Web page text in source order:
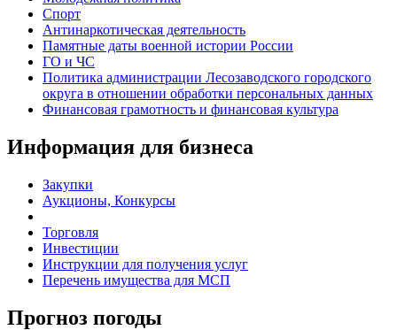
Спорт
Антинаркотическая деятельность
Памятные даты военной истории России
ГО и ЧС
Политика администрации Лесозаводского городского
округа в отношении обработки персональных данных
Финансовая грамотность и финансовая культура
Информация для бизнеса
Закупки
Аукционы, Конкурсы
Торговля
Инвестиции
Инструкции для получения услуг
Перечень имущества для МСП
Прогноз погоды